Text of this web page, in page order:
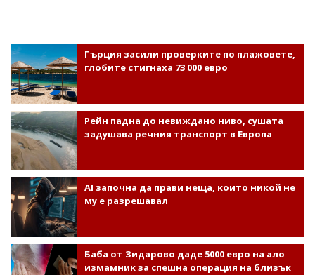
Гърция засили проверките по плажовете,
глобите стигнаха 73 000 евро
Рейн падна до невиждано ниво, сушата
задушава речния транспорт в Европа
AI започна да прави неща, които никой не
му е разрешавал
Баба от Зидарово даде 5000 евро на ало
измамник за спешна операция на близък